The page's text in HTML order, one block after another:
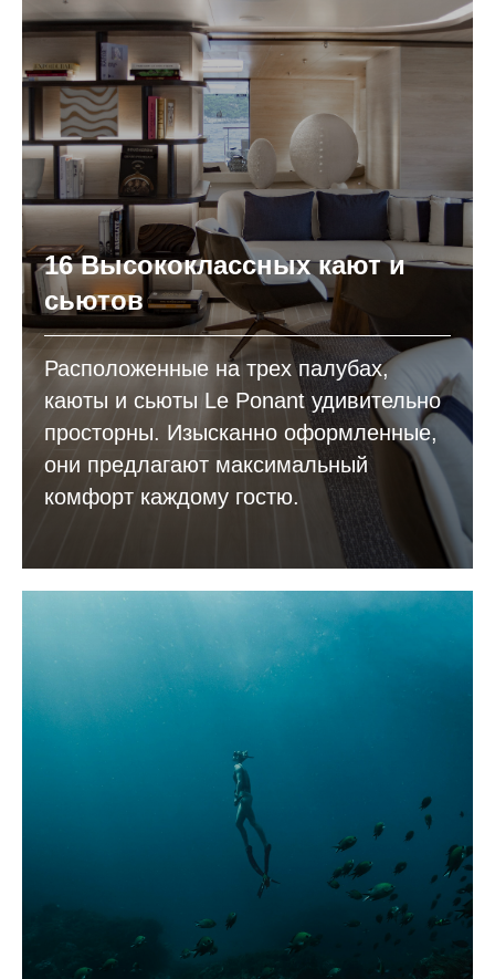
16Высококлассных кают и
сьютов
Расположенные на трех палубах,
каюты и сьюты Le Ponant удивительно
просторны. Изысканно оформленные,
они предлагают максимальный
комфорт каждому гостю.